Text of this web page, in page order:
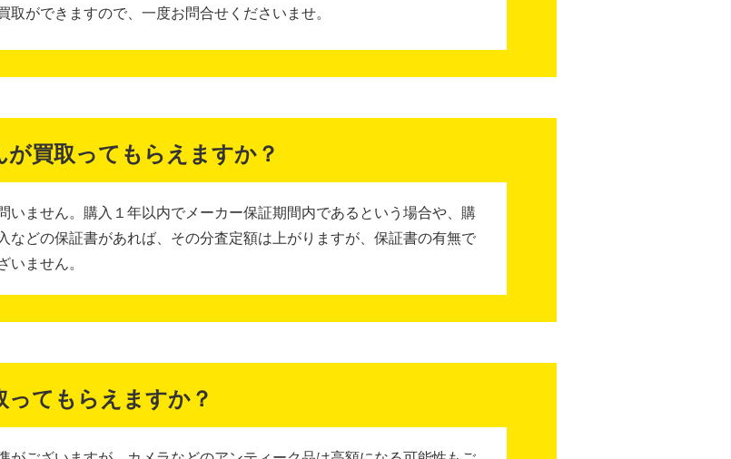
取ができますので、一度お問合せくださいませ。
買取ってもらえますか？
いません。購入１年以内でメーカー保証期間内であるという場合や、購
などの保証書があれば、その分査定額は上がりますが、保証書の有無で
いません。
てもらえますか？